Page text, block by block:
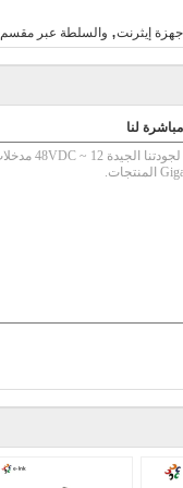
إيثرنت, والسلطة عبر مقسم
لنا